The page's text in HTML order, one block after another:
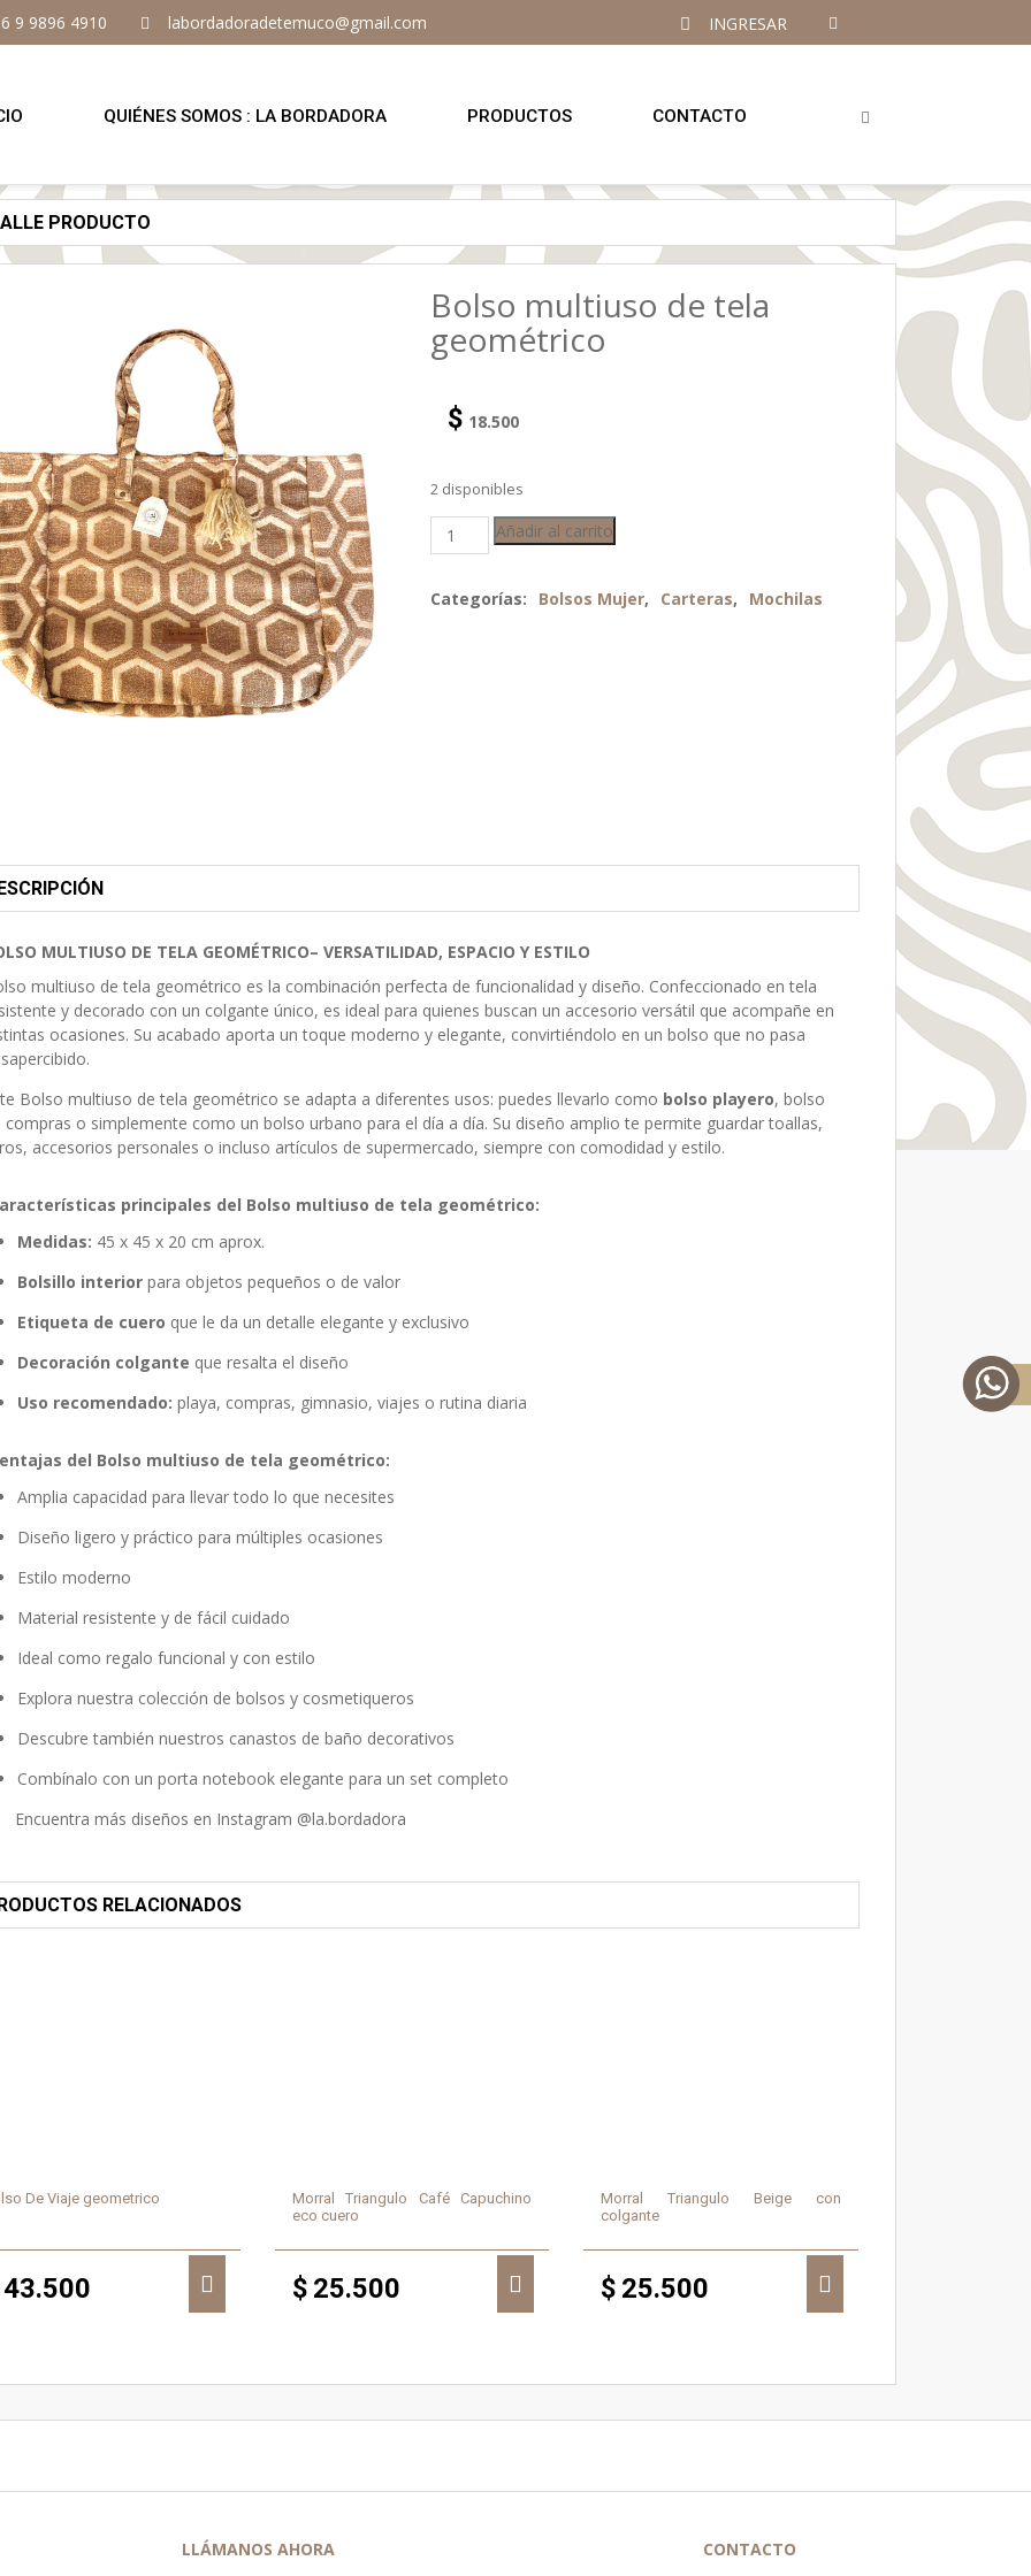
9 9896 4910 labordadoradetemuco@gmail.com INGRESAR
QUIÉNES SOMOS : LA BORDADORA PRODUCTOS CONTACTO
PRODUCTO
Bolso multiuso de tela
geométrico
$ 18.500
2 disponibles
Añadir al carrito
Categorías: Bolsos Mujer, Carteras, Mochilas
MULTIUSO DE TELA GEOMÉTRICO– VERSATILIDAD, ESPACIO Y ESTILO
multiuso de tela geométrico es la combinación perfecta de funcionalidad y diseño. Confeccionado en tela
y decorado con un colgante único, es ideal para quienes buscan un accesorio versátil que acompañe en
ocasiones. Su acabado aporta un toque moderno y elegante, convirtiéndolo en un bolso que no pasa
Bolso multiuso de tela geométrico se adapta a diferentes usos: puedes llevarlo como bolso playero, bolso
compras o simplemente como un bolso urbano para el día a día. Su diseño amplio te permite guardar toallas,
accesorios personales o incluso artículos de supermercado, siempre con comodidad y estilo.
principales del Bolso multiuso de tela geométrico:
Medidas: 45 x 45 x 20 cm aprox.
Bolsillo interior para objetos pequeños o de valor
Etiqueta de cuero que le da un detalle elegante y exclusivo
Decoración colgante que resalta el diseño
Uso recomendado: playa, compras, gimnasio, viajes o rutina diaria
del Bolso multiuso de tela geométrico:
Amplia capacidad para llevar todo lo que necesites
Diseño ligero y práctico para múltiples ocasiones
Estilo moderno
Material resistente y de fácil cuidado
Ideal como regalo funcional y con estilo
Explora nuestra colección de bolsos y cosmetiqueros
Descubre también nuestros canastos de baño decorativos
Combínalo con un porta notebook elegante para un set completo
más diseños en Instagram @la.bordadora
RELACIONADOS
De Viaje geometrico
43.500
Morral Triangulo Café Capuchino
eco cuero
$ 25.500
Morral Triangulo Beige con
colgante
$ 25.500
LLÁMANOS AHORA CONTACTO